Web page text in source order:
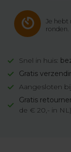
Je hebt
ronden.
Snel in huis:
Gratis
Aangesloten bij
Gratis
de € 20,- in NL)